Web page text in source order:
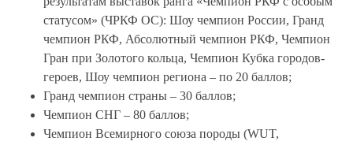
статусом» (ЧРКФ ОС): Шоу чемпион России, Гранд
чемпион РКФ, Абсолютный чемпион РКФ, Чемпион
Гран при Золотого кольца, Чемпион Кубка городов-
героев, Шоу чемпион региона – по 20 баллов;
Гранд чемпион страны – 30 баллов;
Чемпион СНГ – 80 баллов;
Чемпион Всемирного союза породы (WUT,